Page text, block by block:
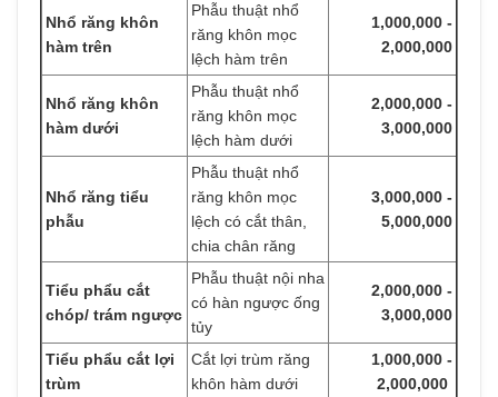
Nhổ răng khôn
hàm trên
Phẫu thuật nhổ
răng khôn mọc
lệch hàm trên
1,000,000 -
2,000,000
Nhổ răng khôn
hàm dưới
Phẫu thuật nhổ
răng khôn mọc
lệch hàm dưới
2,000,000 -
3,000,000
Nhổ răng tiểu
phẫu
Phẫu thuật nhổ
răng khôn mọc
lệch có cắt thân,
chia chân răng
3,000,000 -
5,000,000
Tiểu phẩu cắt
chóp/ trám ngược
Phẫu thuật nội nha
có hàn ngược ống
tủy
2,000,000 -
3,000,000
Tiểu phẩu cắt lợi
trùm
Cắt lợi trùm răng
khôn hàm dưới
1,000,000 -
2,000,000